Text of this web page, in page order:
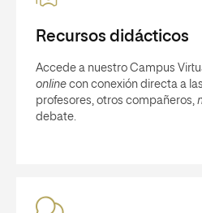
Recursos didácticos
Accede a nuestro Campus
online con conexión directa a
profesores, otros compañeros,
debate.